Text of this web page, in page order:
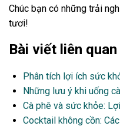
Chúc bạn có những trải
tươi!
Bài viết liên quan
Phân tích lợi ích sức
Những lưu ý khi uống
Cà phê và sức khỏe:
Cocktail không cồn: